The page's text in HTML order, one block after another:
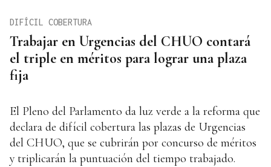
Trabajar en Urgencias del CHUO contará
el triple en méritos para lograr una plaza
fija
DIFÍCIL COBERTURA
El Pleno del Parlamento da luz verde a la reforma que
declara de difícil cobertura las plazas de Urgencias
del CHUO, que se cubrirán por concurso de méritos
y triplicarán la puntuación del tiempo trabajado.